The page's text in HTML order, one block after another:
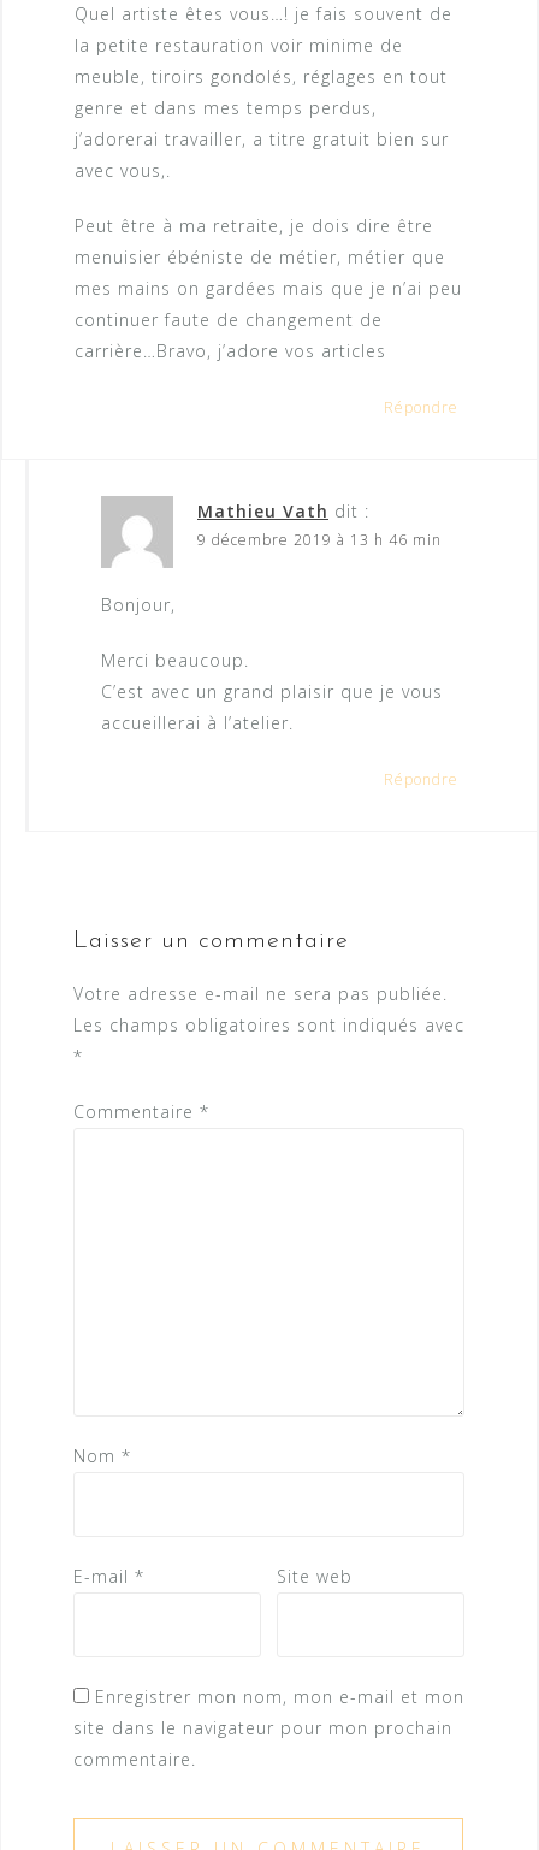
Quel artiste êtes vous…! je fais souvent de
la petite restauration voir minime de
meuble, tiroirs gondolés, réglages en tout
genre et dans mes temps perdus,
j’adorerai travailler, a titre gratuit bien sur
avec vous,.
Peut être à ma retraite, je dois dire être
menuisier ébéniste de métier, métier que
mes mains on gardées mais que je n’ai peu
continuer faute de changement de
carrière…Bravo, j’adore vos articles
Répondre
Mathieu Vath dit :
9 décembre 2019 à 13 h 46 min
Bonjour,
Merci beaucoup.
C’est avec un grand plaisir que je vous
accueillerai à l’atelier.
Répondre
Laisser un commentaire
Votre adresse e-mail ne sera pas publiée.
Les champs obligatoires sont indiqués avec
*
Commentaire *
Nom *
E-mail * Site web
Enregistrer mon nom, mon e-mail et mon
site dans le navigateur pour mon prochain
commentaire.